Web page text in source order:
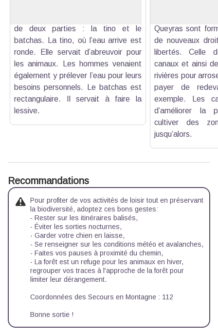
de deux parties : la tino et le
batchas. La tino, où l’eau arrive est
ronde. Elle servait d’abreuvoir pour
les animaux. Les hommes venaient
également y prélever l’eau pour leurs
besoins personnels. Le batchas est
rectangulaire. Il servait à faire la
lessive.
Queyras sont
de nouveaux
libertés. Celle
canaux et ainsi
rivières pour
payer de
exemple. Les
d’améliorer la
cultiver des
jusqu’alors.
Recommandations
Pour profiter de vos activités de loisir tout en préservant
la biodiversité, adoptez ces bons gestes:
- Rester sur les itinéraires balisés,
- Éviter les sorties nocturnes,
- Garder votre chien en laisse,
- Se renseigner sur les conditions météo et avalanches,
- Faites vos pauses à proximité du chemin,
- La forêt est un refuge pour les animaux en hiver,
regrouper vos traces à l'approche de la forêt pour
limiter leur dérangement.
Coordonnées des Secours en Montagne : 112
Bonne sortie !